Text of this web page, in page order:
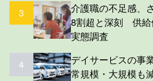
3
介護職の不足感、
8割超と深刻 供給
実態調査
4
デイサービスの事
常規模・大規模も